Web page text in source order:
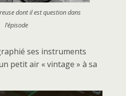
dont il est question dans
l’épisode
ses instruments
petit air « vintage » à sa